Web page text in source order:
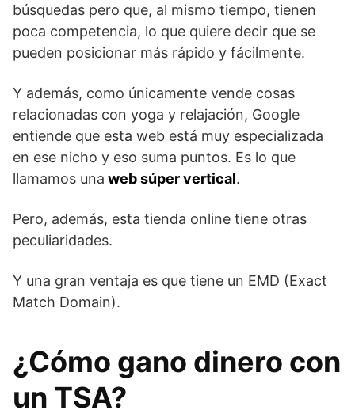
búsquedas pero que, al mismo tiempo, tienen
poca competencia, lo que quiere decir que se
pueden posicionar más rápido y fácilmente.
Y además, como únicamente vende cosas
relacionadas con yoga y relajación, Google
entiende que esta web está muy especializada
en ese nicho y eso suma puntos. Es lo que
llamamos una web súper vertical.
Pero, además, esta tienda online tiene otras
peculiaridades.
Y una gran ventaja es que tiene un EMD (Exact
Match Domain).
¿Cómo gano dinero con
un TSA?